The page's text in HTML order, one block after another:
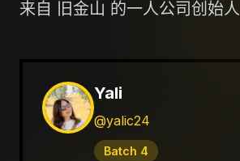
来自 旧金山 的一人公司创始人
Yali
@yalic24
Batch 4